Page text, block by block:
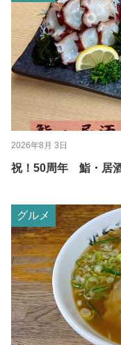
2026年8月 3日
祝！50周年 鮨・居
グルメ